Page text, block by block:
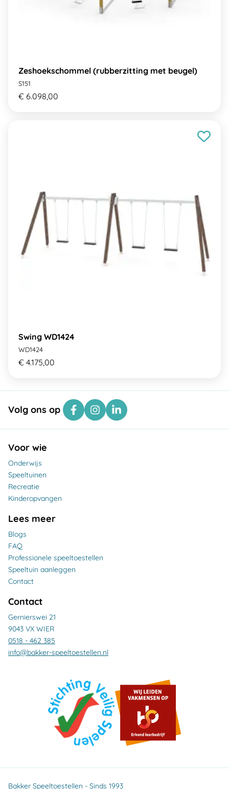
Zeshoekschommel (rubberzitting met beugel)
S151
€ 6.098,00
Swing WD1424
WD1424
€ 4.175,00
Volg ons op
Voor wie
Onderwijs
Speeltuinen
Recreatie
Kinderopvangen
Lees meer
Blogs
FAQ
Professionele speeltoestellen
Speeltuin aanleggen
Contact
Contact
Gernierswei 21
9043 VX WIER
0518 - 462 385
info@bakker-speeltoestellen.nl
Bakker Speeltoestellen - Sinds 1993